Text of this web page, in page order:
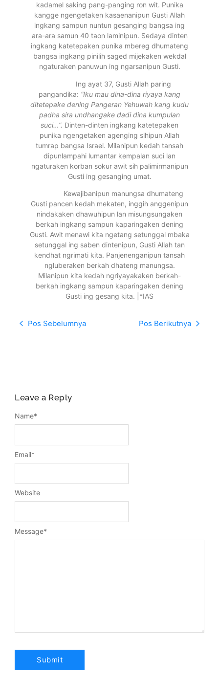
kadamel saking pang-panging ron wit. Punika
kangge ngengetaken kasaenanipun Gusti Allah
ingkang sampun nuntun gesanging bangsa ing
ara-ara samun 40 taon laminipun. Sedaya dinten
ingkang katetepaken punika mbereg dhumateng
bangsa ingkang pinilih saged mijekaken wekdal
ngaturaken panuwun ing ngarsanipun Gusti.
Ing ayat 37, Gusti Allah paring
pangandika: “Iku mau dina-dina riyaya kang
ditetepake dening Pangeran Yehuwah kang kudu
padha sira undhangake dadi dina kumpulan
suci…”. Dinten-dinten ingkang katetepaken
punika ngengetaken agenging sihipun Allah
tumrap bangsa Israel. Milanipun kedah tansah
dipunlampahi lumantar kempalan suci lan
ngaturaken korban sokur awit sih palimirmanipun
Gusti ing gesanging umat.
Kewajibanipun manungsa dhumateng
Gusti pancen kedah mekaten, inggih anggenipun
nindakaken dhawuhipun lan misungsungaken
berkah ingkang sampun kaparingaken dening
Gusti. Awit menawi kita ngetang setunggal mbaka
setunggal ing saben dintenipun, Gusti Allah tan
kendhat ngrimati kita. Panjenenganipun tansah
ngluberaken berkah dhateng manungsa.
Milanipun kita kedah ngriyayakaken berkah-
berkah ingkang sampun kaparingaken dening
Gusti ing gesang kita. |*IAS
Pos Sebelumnya Pos Berikutnya
Leave a Reply
Message*
Name*
Email*
Website